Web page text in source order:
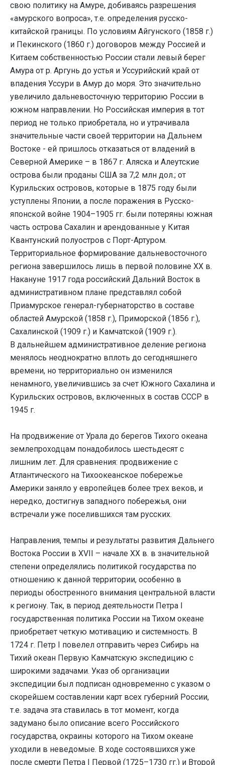
свою политику на Амуре, добиваясь разрешения
«амурского вопроса», т.е. определения русско-
китайской границы. По условиям Айгунского (1858 г.)
и Пекинского (1860 г.) договоров между Россией и
Китаем собственностью России стали левый берег
Амура от р. Аргунь до устья и Уссурийский край от
впадения Уссури в Амур до моря. Это значительно
увеличило дальневосточную территорию России в
южном направлении. Но Российская империя в тот
период не только приобретала, но и утрачивала
значительные части своей территории на Дальнем
Востоке - ей пришлось отказаться от владений в
Северной Америке – в 1867 г. Аляска и Алеутские
острова были проданы США за 7,2 млн дол.; от
Курильских островов, которые в 1875 году были
уступлены Японии, а после поражения в Русско-
японской войне 1904–1905 гг. были потеряны южная
часть острова Сахалин и арендованные у Китая
Квантунский полуостров с Порт-Артуром.
Территориальное формирование дальневосточного
региона завершилось лишь в первой половине XX в.
Накануне 1917 года российский Дальний Восток в
административном плане представлял собой
Приамурское генерал-губернаторство в составе
областей Амурской (1858 г.), Приморской (1856 г.),
Сахалинской (1909 г.) и Камчатской (1909 г.).
В дальнейшем административное деление региона
менялось неоднократно вплоть до сегодняшнего
времени, но территориально он изменился
ненамного, увеличившись за счет Южного Сахалина и
Курильских островов, включенных в состав СССР в
1945 г.
На продвижение от Урала до берегов Тихого океана
землепроходцам понадобилось шестьдесят с
лишним лет. Для сравнения: продвижение с
Атлантического на Тихоокеанское побережье
Америки заняло у европейцев более трех веков, и
нередко, достигнув западного побережья, они
встречали уже поселившихся там русских.
Направления, темпы и результаты развития Дальнего
Востока России в XVII – начале XX в. в значительной
степени определялись политикой государства по
отношению к данной территории, особенно в
периоды обостренного внимания центральной власти
к региону. Так, в период деятельности Петра I
государственная политика России на Тихом океане
приобретает четкую мотивацию и системность. В
1724 г. Петр I повелел отправить через Сибирь на
Тихий океан Первую Камчатскую экспедицию с
широкими задачами. Указ об организации
экспедиции был подписан одновременно с указом о
скорейшем составлении карт всех губерний России,
т.е. задача эта ставилась в тот момент, когда
задумано было описание всего Российского
государства, окраины которого на Тихом океане
уходили в неведомые. В ходе состоявшихся уже
после смерти Петра I Первой (1725–1730 гг.) и Второй